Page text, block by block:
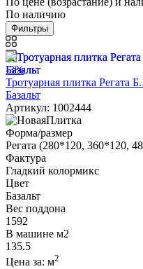
По наличию
Фильтры
-3%
Тротуарная плитка Регата
Базальт
Артикул: 1002444
Форма/размер
Регата (280*120, 360*120,
Фактура
Гладкий колормикс
Цвет
Базальт
Вес поддона
1592
В машине м2
135.5
Цена за: м2